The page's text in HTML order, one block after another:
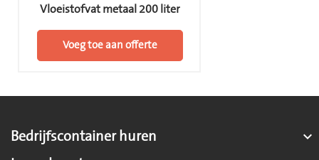
Vloeistofvat metaal 200 liter
Voeg toe aan offerte
Bedrijfscontainer huren 